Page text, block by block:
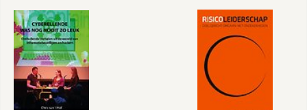
bestseller Iedereen Risicoleider (2020)
en en Risicodialoog (2023).